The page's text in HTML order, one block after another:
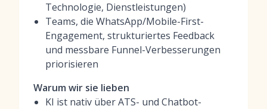
Technologie, Dienstleistungen)
Teams, die WhatsApp/Mobile-First-
Engagement, strukturiertes Feedback
und messbare Funnel-Verbesserungen
priorisieren
Warum wir sie lieben
KI ist nativ über ATS- und Chatbot-